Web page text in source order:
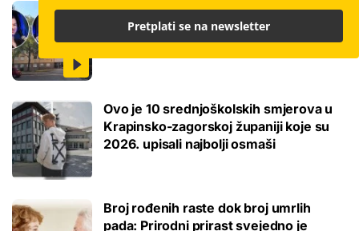
Ovo je 5 mana života u studentskom
domu na koje se svaki brucoš mora
naviknuti
Ovo je 10 srednjoškolskih smjerova u
Krapinsko-zagorskoj županiji koje su
2026. upisali najbolji osmaši
Broj rođenih raste dok broj umrlih
pada: Prirodni prirast svejedno je
Pretplati se na newsletter